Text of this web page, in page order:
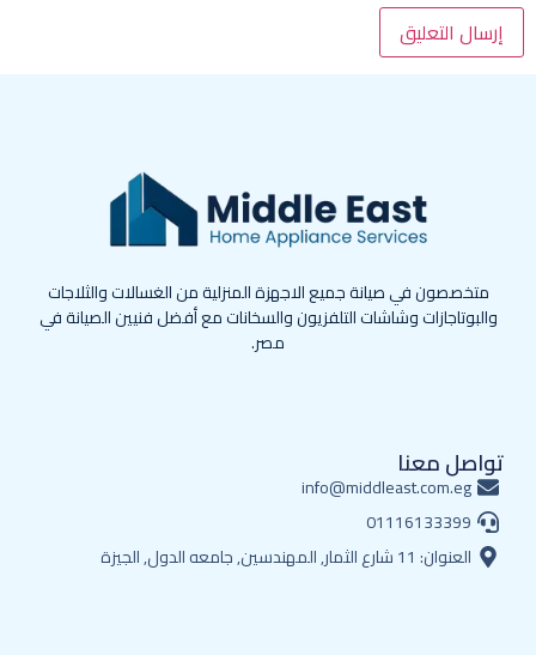
متخصصون في صيانة جميع الاجهزة المنزلية من الغسالات والثلاجات
والبوتاجازات وشاشات التلفزيون والسخانات مع أفضل فنيين الصيانة في
مصر.
تواصل معنا
info@middleast.com.eg
01116133399
العنوان: 11 شارع الثمار, المهندسين, جامعه الدول, الجيزة